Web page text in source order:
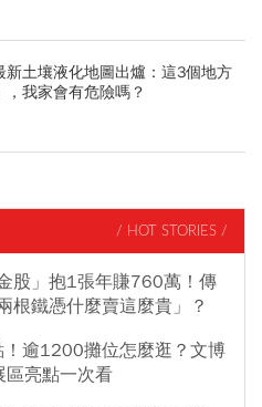
新土壤液化地圖出爐：這3個地方
我家會有危險嗎？
/ HOT STORIES /
股」抱1張年賺760萬！傳
根鐵憑什麼賣這麼貴」？
逾1200攤位怎麼逛？文博
區亮點一次看